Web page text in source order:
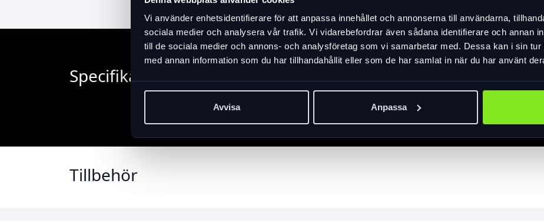
Vi använder enhetsidentifierare för att anpassa innehållet och annonserna till användarna,
sociala medier och analysera vår trafik. Vi vidarebefordrar även sådana identifierare och annan
till de sociala medier och annons- och analysföretag som vi samarbetar med. Dessa kan i sin
med annan information som du har tillhandahållit eller som de har samlat in när du har använt
Avvisa Anpassa
Specifikation
Tillbehör